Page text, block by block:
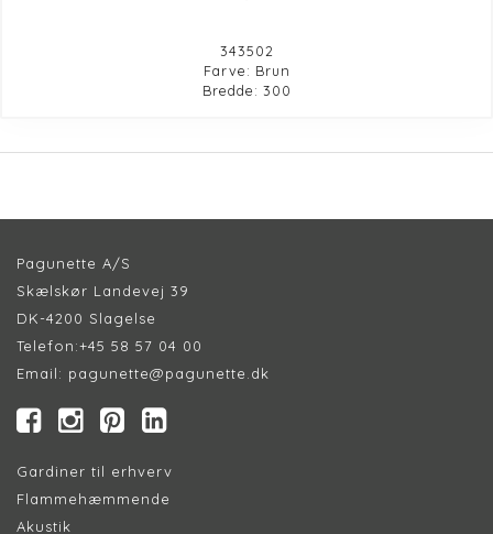
343502
Farve: Brun
Bredde: 300
Pagunette A/S
Skælskør Landevej 39
DK-4200 Slagelse
Telefon:+45 58 57 04 00
Email: pagunette@pagunette.dk
Gardiner til erhverv
Flammehæmmende
Akustik